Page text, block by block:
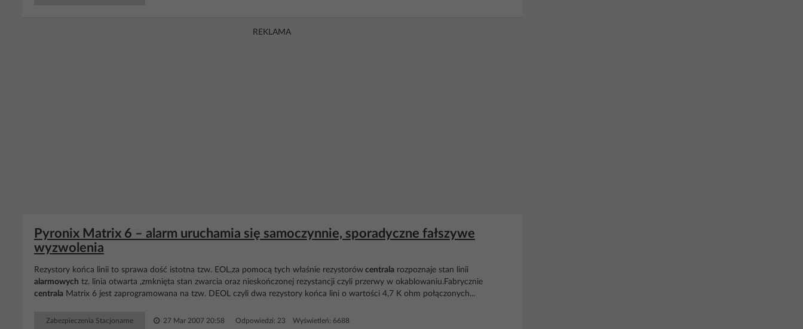
REKLAMA
Pyronix Matrix 6 – alarm uruchamia się samoczynnie, sporadyczne fałszywe
wyzwolenia
Rezystory końca linii to sprawa dość istotna tzw. EOL,za pomocą tych właśnie rezystorów centrala rozpoznaje stan linii
alarmowych tz. linia otwarta ,zmknięta stan zwarcia oraz nieskończonej rezystancji czyli przerwy w okablowaniu.Fabrycznie
centrala Matrix 6 jest zaprogramowana na tzw. DEOL czyli dwa rezystory końca lini o wartości 4,7 K ohm połączonych...
Zabezpieczenia Stacjonarne 27 Mar 2007 20:58 Odpowiedzi: 23 Wyświetleń: 6688